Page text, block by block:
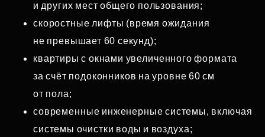
и других мест общего пользования;
скоростные лифты (время ожидания
не превышает 60 секунд);
квартиры с окнами увеличенного формата
за счёт подоконников на уровне 60 см
от пола;
современные инженерные системы, включая
системы очистки воды и воздуха;